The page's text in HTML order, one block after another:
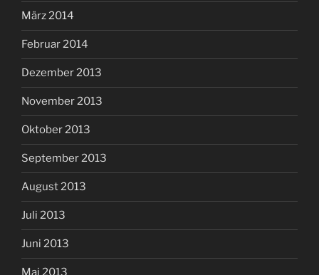
März 2014
Februar 2014
Dezember 2013
November 2013
Oktober 2013
September 2013
August 2013
Juli 2013
Juni 2013
Mai 2013